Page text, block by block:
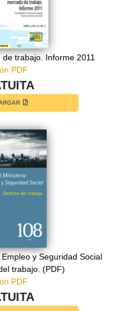
trabajo. Informe 2011
PDF
y Seguridad Social
trabajo. (PDF)
PDF